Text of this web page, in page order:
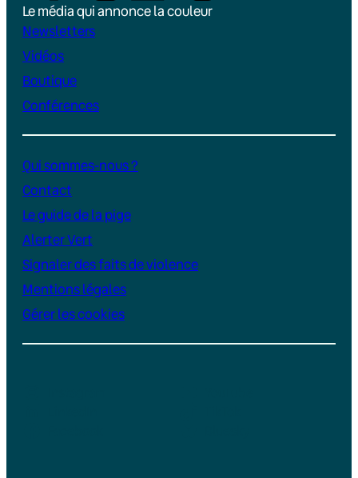
Le média qui annonce la couleur
Newsletters
Vidéos
Boutique
Conférences
Qui sommes-nous ?
Contact
Le guide de la pige
Alerter Vert
Signaler des faits de violence
Mentions légales
Gérer les cookies